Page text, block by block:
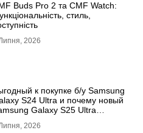
Buds Pro 2 та CMF Watch:
стиль,
2026
к покупке б/у Samsung
S24 Ultra и почему новый
Galaxy S25 Ultra
2026